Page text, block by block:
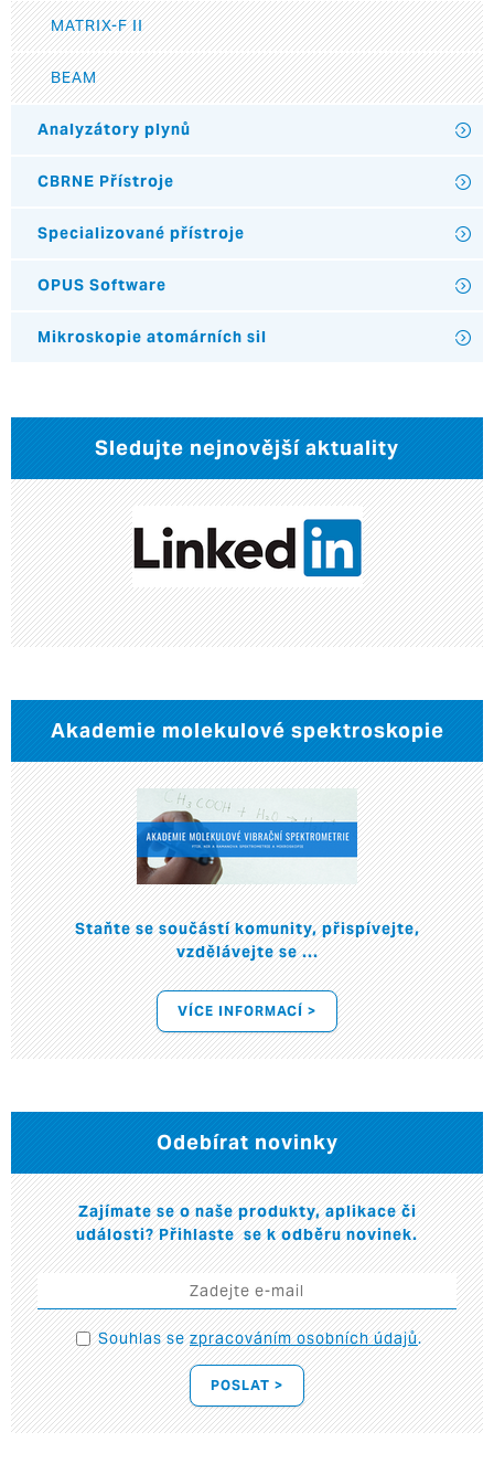
MATRIX-F II
BEAM
Analyzátory plynů
CBRNE Přístroje
Specializované přístroje
OPUS Software
Mikroskopie atomárních sil
Sledujte nejnovější aktuality
Akademie molekulové spektroskopie
Staňte se součástí komunity, přispívejte,
vzdělávejte se ...
VÍCE INFORMACÍ >
Odebírat novinky
Zajímate se o naše produkty, aplikace či
události? Přihlaste se k odběru novinek.
Souhlas sezpracováním osobních údajů.
POSLAT >